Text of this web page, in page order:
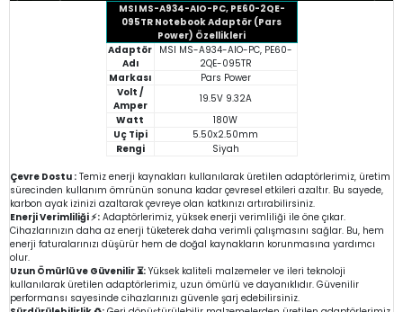
MSI MS-A934-AIO-PC, PE60-2QE-
095TR Notebook Adaptör (Pars
Power) Özellikleri
Adaptör
Adı
MSI MS-A934-AIO-PC, PE60-
2QE-095TR
Markası
Pars Power
Volt /
Amper
19.5V 9.32A
Watt
180W
Uç Tipi
5.50x2.50mm
Rengi
Siyah
Çevre Dostu : Temiz enerji kaynakları kullanılarak üretilen adaptörlerimiz, üretim
sürecinden kullanım ömrünün sonuna kadar çevresel etkileri azaltır. Bu sayede,
karbon ayak izinizi azaltarak çevreye olan katkınızı artırabilirsiniz.
Enerji Verimliliği ⚡: Adaptörlerimiz, yüksek enerji verimliliği ile öne çıkar.
Cihazlarınızın daha az enerji tüketerek daha verimli çalışmasını sağlar. Bu, hem
enerji faturalarınızı düşürür hem de doğal kaynakların korunmasına yardımcı
olur.
Uzun Ömürlü ve Güvenilir ⏳: Yüksek kaliteli malzemeler ve ileri teknoloji
kullanılarak üretilen adaptörlerimiz, uzun ömürlü ve dayanıklıdır. Güvenilir
performansı sayesinde cihazlarınızı güvenle şarj edebilirsiniz.